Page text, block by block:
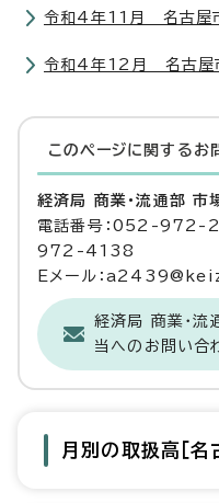
令和4年11月 名古屋
令和4年12月 名古屋
このページに関する お
経済局 商業・流通部 市
電話番号：052-972-
972-4138
Eメール：
経済局 商業・流
当へのお問い合
月別の取扱高［名